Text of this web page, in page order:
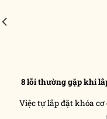
8 lỗi thường gặp khi
Việc tự lắp đặt khóa cơ